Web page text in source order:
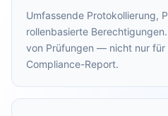
Umfassende Protokollierung,
rollenbasierte
von Prüfungen — nicht nur für
Compliance-Report.